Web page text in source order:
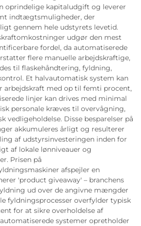
oprindelige kapitaludgift og leverer
indtægtsmuligheder, der
gennem hele udstyrets levetid.
udgør den mest
fordel, da automatiserede
flere manuelle arbejdskraftige,
til flaskehåndtering, fyldning,
Et halvautomatisk system kan
arbejdskraft med op til femti procent,
linjer kan drives med minimal
personale kræves til overvågning,
vedligeholdelse. Disse besparelser på
akkumuleres årligt og resulterer
af udstyrsinvesteringen inden for
af lokale lønniveauer og
Prisen på
afspejler en
'product giveaway' – branchens
ud over de angivne mængder
fyldningsprocesser overfylder typisk
for at sikre overholdelse af
systemer opretholder